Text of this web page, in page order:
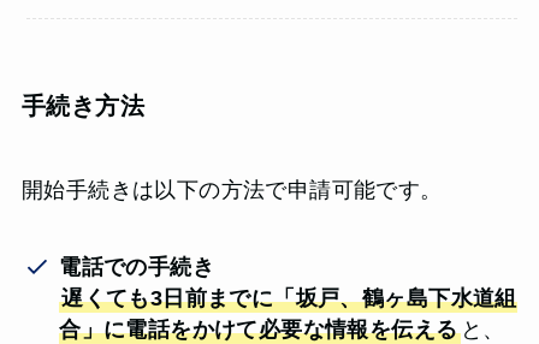
手続き方法
開始手続きは以下の方法で申請可能です。
電話での手続き
遅くても3日前までに「坂戸、鶴ヶ島下水道組
合」に電話をかけて必要な情報を伝えると、